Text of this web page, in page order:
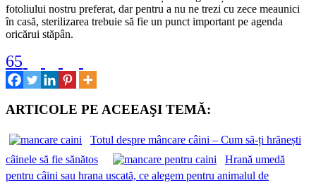
fotoliului nostru preferat, dar pentru a nu ne trezi cu zece meaunici
în casă, sterilizarea trebuie să fie un punct important pe agenda
oricărui stăpân.
65
ARTICOLE PE ACEEAŞI TEMĂ:
Totul despre mâncare câini – Cum să-ți hrănești
câinele să fie sănătos
Hrană umedă
pentru câini sau hrana uscată, ce alegem pentru animalul de